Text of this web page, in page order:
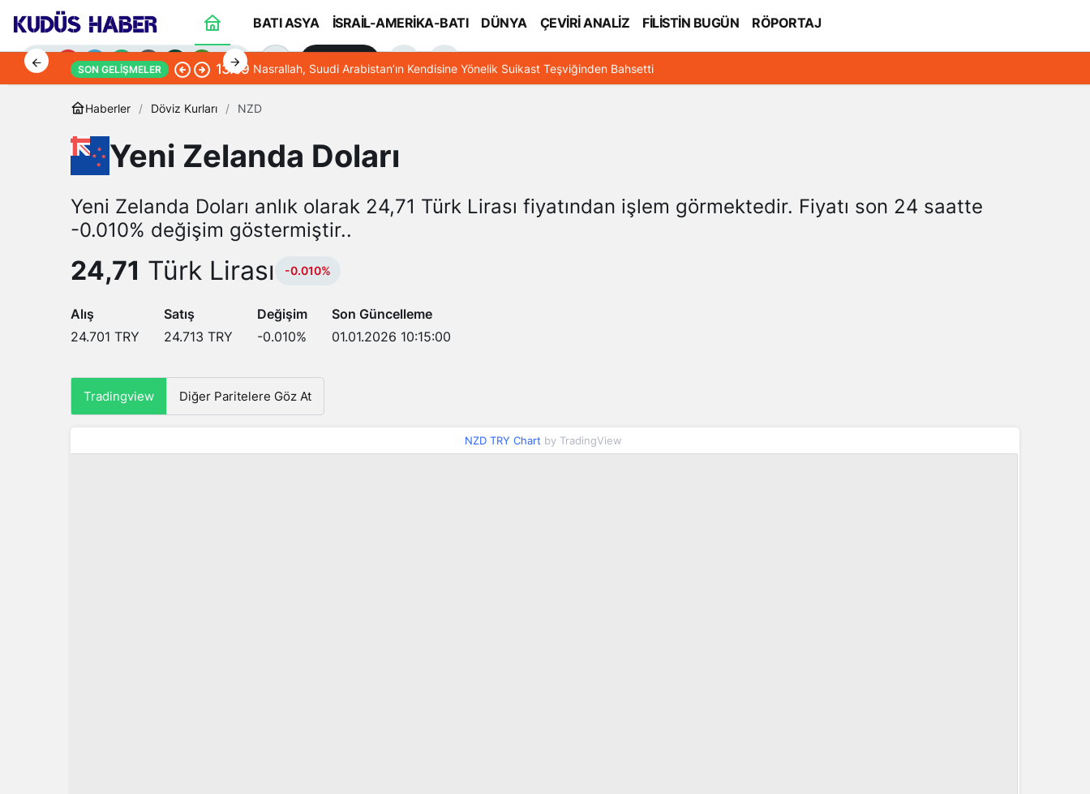
BATI ASYA İSRAİL-AMERİKA-BATI DÜNYA ÇEVİRİ ANALİZ FİLİSTİN BUGÜN RÖPORTAJ
Gündüz modunu seçin.
Gece modunu seçin.
Sistem Modu
Sistem modunu seçin.
SON GELIŞMELER 13:09 Nasrallah, Suudi Arabistan’ın Kendisine Yönelik Suikast Teşviğinden Bahsetti
Haberler Döviz Kurları NZD
Yeni Zelanda Doları
Yeni Zelanda Doları anlık olarak 24,71 Türk Lirası fiyatından işlem görmektedir. Fiyatı son 24 saatte
-0.010% değişim göstermiştir..
24,71 Türk Lirası -0.010%
Alış
24.701 TRY
Satış
24.713 TRY
Değişim
-0.010%
Son Güncelleme
01.01.2026 10:15:00
Tradingview Diğer Paritelere Göz At
NZD TRY Chart by TradingView